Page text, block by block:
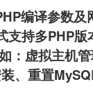
编译参数及
支持多PHP
：虚拟主机
、重置